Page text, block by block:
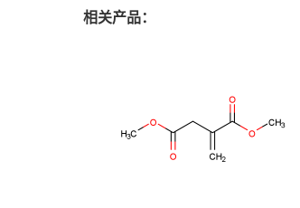
相关产品：